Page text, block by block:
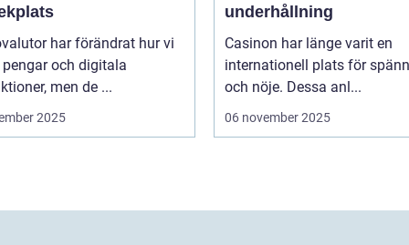
har förändrat hur vi
pengar och digitala
men de ...
2025
underhållning
Casinon har länge varit en
internationell plats för
och nöje. Dessa anl...
06 november 2025